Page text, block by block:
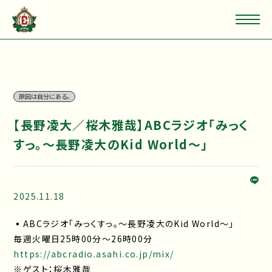
原因は自分にある。
【長野凌大／桜木雅哉】ABCラジオ「みっく
すっ。～長野凌大のKid World～」
2025.11.18
▪ABCラジオ「みっくすっ。～長野凌大のKid World～」
毎週火曜日25時00分～26時00分
https://abcradio.asahi.co.jp/mix/
※ゲスト：桜木雅哉